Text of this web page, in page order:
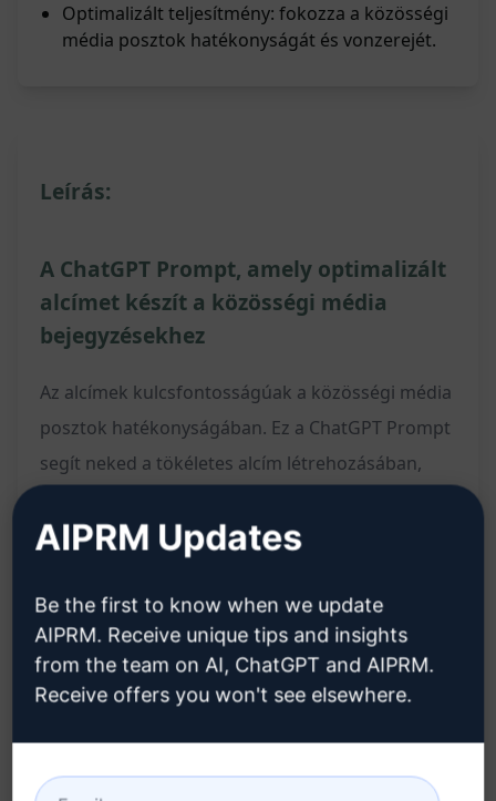
Optimalizált teljesítmény: fokozza a közösségi
média posztok hatékonyságát és vonzerejét.
Leírás:
A ChatGPT Prompt, amely optimalizált
alcímet készít a közösségi média
bejegyzésekhez
Az alcímek kulcsfontosságúak a közösségi média
posztok hatékonyságában. Ez a ChatGPT Prompt
segít neked a tökéletes alcím létrehozásában,
bejegyzés láthatóságát. Egyszerűen add meg az
alcímet generál a számodra.
Jellemzők:
közösségi média posztokhoz
AIPRM Updates
Be the first to know when we update
AIPRM. Receive unique tips and insights
from the team on AI, ChatGPT and AIPRM.
Receive offers you won't see elsewhere.